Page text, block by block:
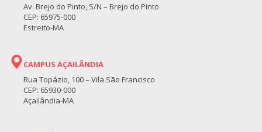
Av. Brejo do Pinto, S/N – Brejo do Pinto
CEP: 65975-000
Estreito-MA
CAMPUS AÇAILÂNDIA
Rua Topázio, 100 – Vila São Francisco
CEP: 65930-000
Açailândia-MA